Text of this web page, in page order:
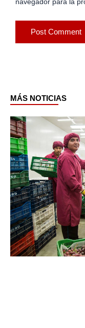
MÁS NOTICIAS